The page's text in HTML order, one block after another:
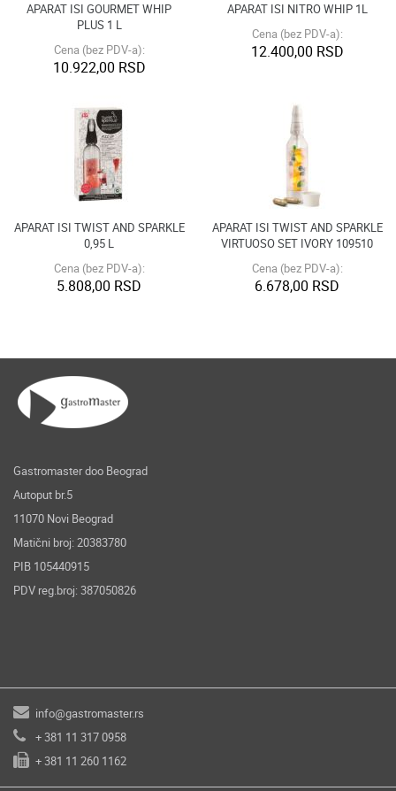
APARAT ISI GOURMET WHIP
PLUS 1 L
Cena (bez PDV-a):
10.922,00 RSD
APARAT ISI NITRO WHIP 1L
Cena (bez PDV-a):
12.400,00 RSD
APARAT ISI TWIST AND SPARKLE
0,95 L
Cena (bez PDV-a):
5.808,00 RSD
APARAT ISI TWIST AND SPARKLE
VIRTUOSO SET IVORY 109510
Cena (bez PDV-a):
6.678,00 RSD
Gastromaster doo Beograd
Autoput br.5
11070 Novi Beograd
Matični broj: 20383780
PIB 105440915
PDV reg.broj: 387050826
info@gastromaster.rs
+ 381 11 317 0958
+ 381 11 260 1162